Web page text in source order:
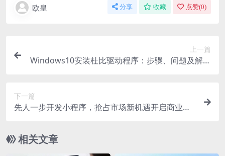
欧皇 分享 收藏 点赞(0)
上一篇
Windows10安装杜比驱动程序：步骤、问题及解决
下一篇
先人一步开发小程序，抢占市场新机遇开启商业增
相关文章